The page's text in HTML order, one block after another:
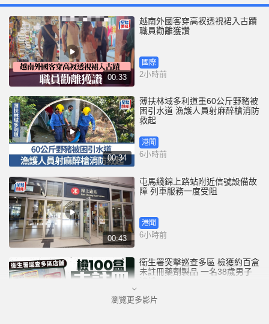
00:33
越南外國客穿高衩透視裙入古蹟
職員勸離獲讚
國際
2小時前
00:34
薄扶林域多利道重60公斤野豬被
困引水道 漁護人員射麻醉槍消防
救起
港聞
6小時前
00:43
屯馬綫錦上路站附近信號設備故
障 列車服務一度受阻
港聞
6小時前
衞生署突擊巡查多區 檢獲約百盒
未註冊藥劑製品 一名38歲男子
港聞
瀏覽更多影片